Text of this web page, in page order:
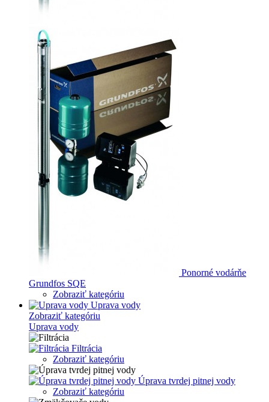
Ponorné vodárňe
Grundfos SQE
Zobraziť kategóriu
Uprava vody
Zobraziť kategóriu
Uprava vody
Filtrácia
Zobraziť kategóriu
Úprava tvrdej pitnej vody
Zobraziť kategóriu